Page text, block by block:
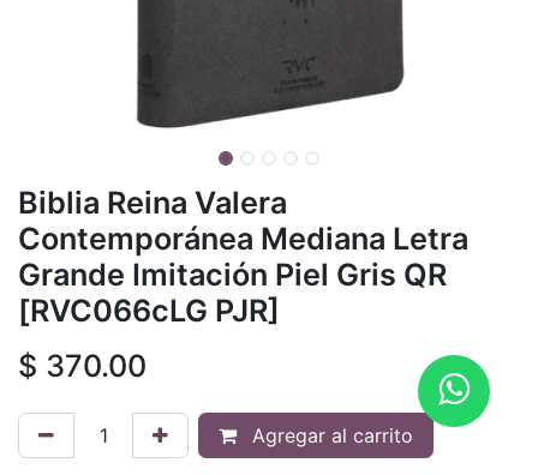
Biblia Reina Valera
Contemporánea Mediana Letra
Grande Imitación Piel Gris QR
[RVC066cLG PJR]
$ 370.00
Agregar al carrito